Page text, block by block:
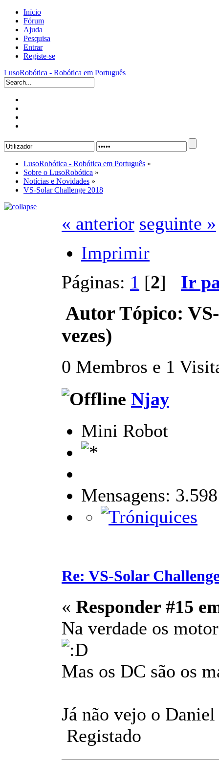
Início
Fórum
Ajuda
Pesquisa
Entrar
Registe-se
LusoRobótica - Robótica em Português
LusoRobótica - Robótica em Português »
Sobre o LusoRobótica »
Notícias e Novidades »
VS-Solar Challenge 2018
« anterior seguinte »
Imprimir
Páginas: 1 [2] Ir
Autor Tópico:
vezes)
0 Membros e 1
Njay
Mini Robot
Mensagens: 3.598
Re: VS-Solar
« Responder #15
Na verdade os
Mas os DC são os
Já não vejo o
Registado